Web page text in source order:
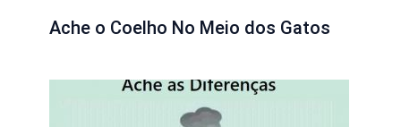
Ache o Coelho No Meio dos Gatos